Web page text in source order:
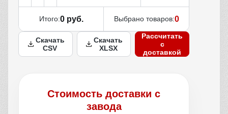
Итого:0 руб. Выбрано товаров:0
Скачать
CSV
Скачать
XLSX
Рассчитать
с
доставкой
Стоимость доставки с
завода